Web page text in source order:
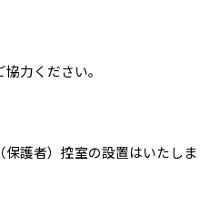
力ください。
護者）控室の設置はいたしま